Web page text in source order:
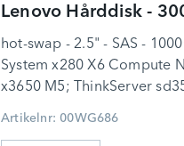
Lenovo Hårddisk -
hot-swap - 2.5" - SAS -
System x280 X6 Compute
x3650 M5; ThinkServer
Artikelnr: 00WG686